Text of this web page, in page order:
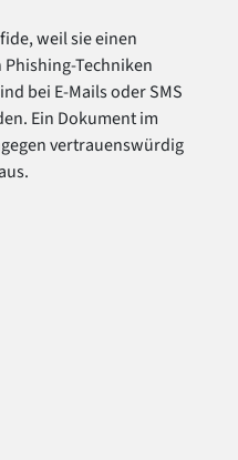
weil sie einen
Techniken
bei E-Mails oder SMS
Ein Dokument im
vertrauenswürdig